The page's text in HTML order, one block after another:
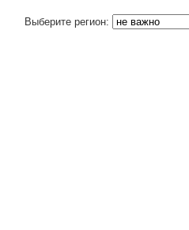
Выберите регион: